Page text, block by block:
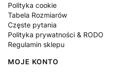
Polityka cookie
Tabela Rozmiarów
Częste pytania
Polityka prywatności & RODO
Regulamin sklepu
MOJE KONTO